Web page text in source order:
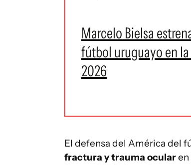
Marcelo Bielsa
fútbol uruguayo en
2026
El defensa del América del
fractura y trauma ocularen